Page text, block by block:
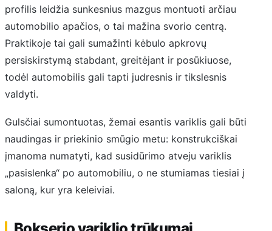
profilis leidžia sunkesnius mazgus montuoti arčiau
automobilio apačios, o tai mažina svorio centrą.
Praktikoje tai gali sumažinti kėbulo apkrovų
persiskirstymą stabdant, greitėjant ir posūkiuose,
todėl automobilis gali tapti judresnis ir tikslesnis
valdyti.
Gulsčiai sumontuotas, žemai esantis variklis gali būti
naudingas ir priekinio smūgio metu: konstrukciškai
įmanoma numatyti, kad susidūrimo atveju variklis
„pasislenka“ po automobiliu, o ne stumiamas tiesiai į
saloną, kur yra keleiviai.